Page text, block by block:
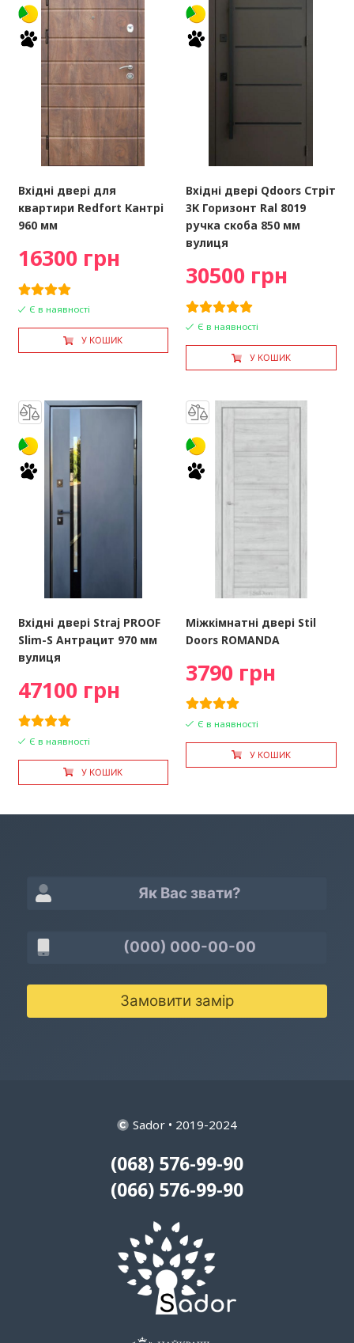
Вхідні двері для
квартири Redfort Кантрі
960 мм
16300 грн
Є в наявності
У КОШИК
Вхідні двері Qdoors Стріт
3К Горизонт Ral 8019
ручка скоба 850 мм
вулиця
30500 грн
Є в наявності
У КОШИК
Вхідні двері Straj PROOF
Slim-S Антрацит 970 мм
вулиця
47100 грн
Є в наявності
У КОШИК
Міжкімнатні двері Stil
Doors ROMANDA
3790 грн
Є в наявності
У КОШИК
Замовити замір
Sador • 2019-2024
(068) 576-99-90
(066) 576-99-90